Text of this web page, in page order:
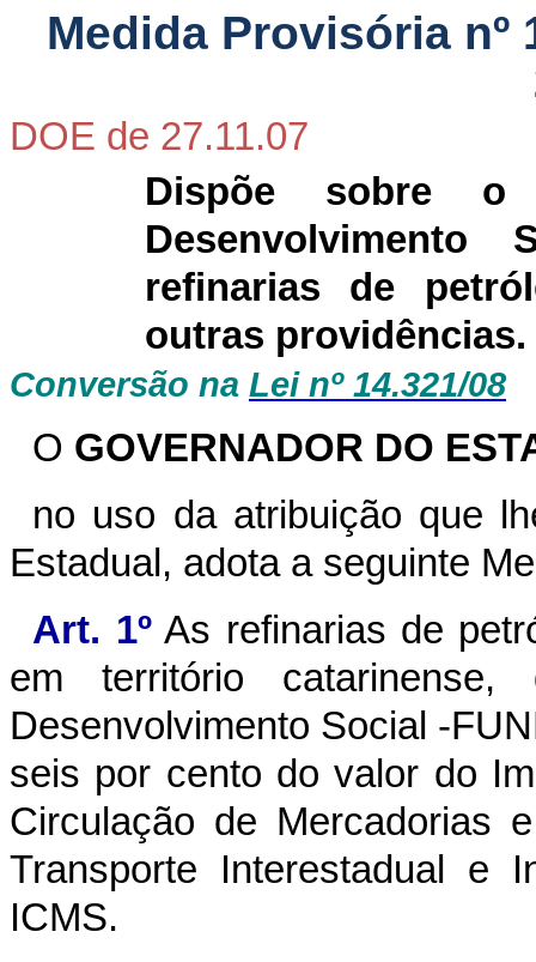
Medida Provisória nº
DOE de 27.11.07
Dispõe sobre o
Desenvolvimento
refinarias de
outras providências.
Conversão na Lei nº 14.321/08
O GOVERNADOR DO
no uso da atribuição que
Estadual, adota a seguinte
Art. 1ºAs refinarias de
em território
Desenvolvimento Social -
seis por cento do valor do
Circulação de Mercadorias
Transporte Interestadual e
ICMS.